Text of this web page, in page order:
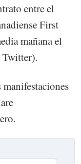
entre el
First
mañana el
Twitter).